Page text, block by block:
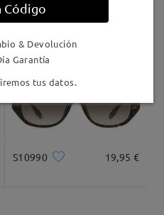
S10243 36,95 €
S10990 19,95 €
Código
& Devolución
Garantía
tus datos.